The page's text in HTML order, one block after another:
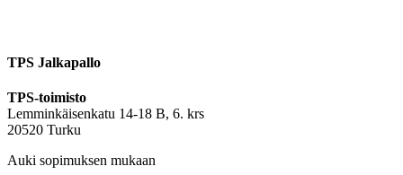
TPS Jalkapallo
TPS-toimisto
Lemminkäisenkatu 14-18 B, 6. krs
20520 Turku
Auki sopimuksen mukaan